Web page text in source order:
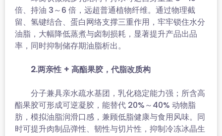
倍、持油 3～6 倍，远超普通植物纤维。通过物理截
留、氢键结合、蛋白网络支撑三重作用，牢牢锁住水分
油脂，大幅降低蒸煮与卤制损耗，显著提升产品出品
率，同时抑制储存期油脂析出。
2.两亲性 + 高酯果胶，代脂改质构
分子兼具亲水疏水基团，乳化稳定能力强；所含高
酯果胶可形成可逆凝胶，能替代 20%～40% 动物脂
肪，模拟油脂润滑口感，兼顾低脂健康与食用风味。同
时可提升肉制品弹性、韧性与切片性，抑制冷冻冰晶生